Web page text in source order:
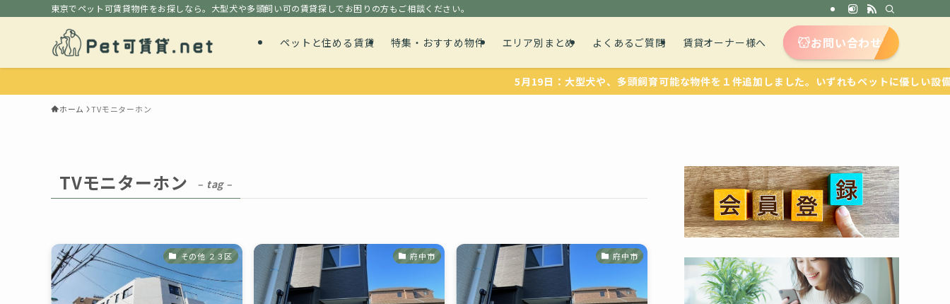
東京でペット可賃貸物件をお探しなら。大型犬や多頭飼い可の賃貸探しでお困りの方もご相談ください。
ペットと住める賃貸 特集・おすすめ物件 エリア別まとめ よくあるご質問 賃貸オーナー様へ お問い合わせ
5月19日：大型犬や、多頭飼育可能な物件を１件追加しました。いずれもペットに優しい設備が整っていま
ホーム TVモニターホン
TVモニターホン – tag –
その他 ２３区 府中市 府中市